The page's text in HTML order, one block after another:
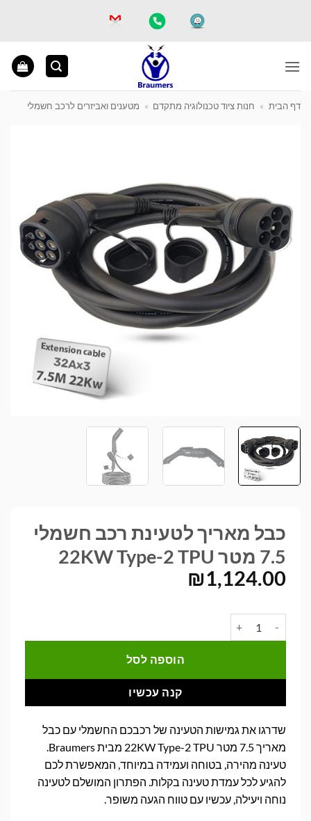
דף הבית » חנות ציוד טכנולוגיה מתקדם » מטענים ואביזרים לרכב חשמלי
כבל מאריך לטעינת רכב חשמלי
7.5 מטר 22KW Type-2 TPU
₪1,124.00
הוספה לסל
קנה עכשיו
שדרגו את גמישות הטעינה של רכבכם החשמלי עם כבל
טעינה מהירה, בטוחה ועמידה במיוחד, המאפשרת לכם
להגיע לכל עמדת טעינה בקלות. הפתרון המושלם לטעינה
נוחה ויעילה, עכשיו עם טווח הגעה משופר.